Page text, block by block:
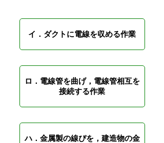
イ．ダクトに電線を収める作業
ロ．電線管を曲げ，電線管相互を
接続する作業
ハ．金属製の線ぴを，建造物の金